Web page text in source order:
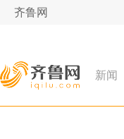
齐鲁网
新闻